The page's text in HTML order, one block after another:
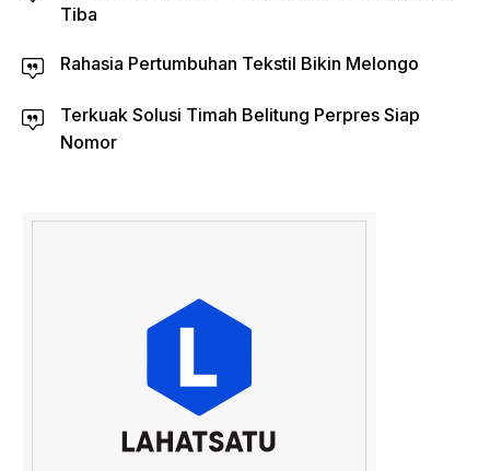
Tiba
Rahasia Pertumbuhan Tekstil Bikin Melongo
Terkuak Solusi Timah Belitung Perpres Siap
Nomor